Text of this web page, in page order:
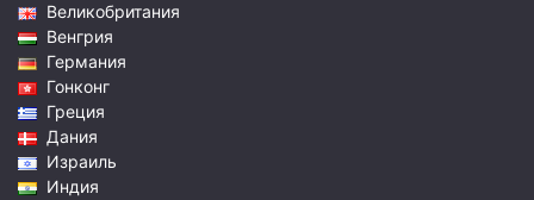
Великобритания
Венгрия
Германия
Гонконг
Греция
Дания
Израиль
Индия